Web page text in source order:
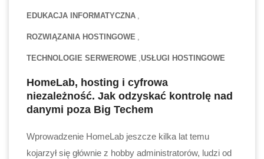
EDUKACJA INFORMATYCZNA
ROZWIĄZANIA HOSTINGOWE
TECHNOLOGIE SERWEROWE USŁUGI HOSTINGOWE
HomeLab, hosting i cyfrowa
niezależność. Jak odzyskać kontrolę nad
danymi poza Big Techem
Wprowadzenie HomeLab jeszcze kilka lat temu
kojarzył się głównie z hobby administratorów, ludzi od